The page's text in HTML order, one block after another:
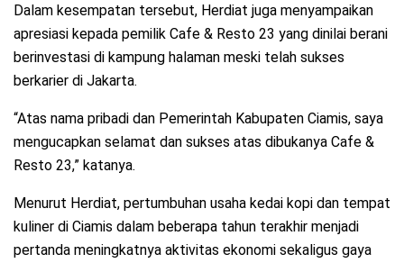
Dalam kesempatan tersebut, Herdiat juga menyampaikan
apresiasi kepada pemilik Cafe & Resto 23 yang dinilai berani
berinvestasi di kampung halaman meski telah sukses
berkarier di Jakarta.
“Atas nama pribadi dan Pemerintah Kabupaten Ciamis, saya
mengucapkan selamat dan sukses atas dibukanya Cafe &
Resto 23,” katanya.
Menurut Herdiat, pertumbuhan usaha kedai kopi dan tempat
kuliner di Ciamis dalam beberapa tahun terakhir menjadi
pertanda meningkatnya aktivitas ekonomi sekaligus gaya